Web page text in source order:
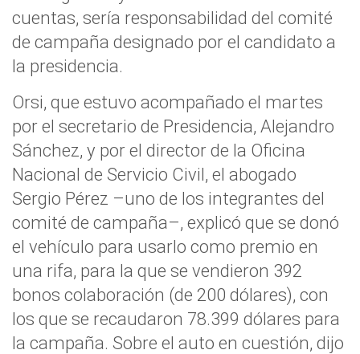
cuentas, sería responsabilidad del comité
de campaña designado por el candidato a
la presidencia.
Orsi, que estuvo acompañado el martes
por el secretario de Presidencia, Alejandro
Sánchez, y por el director de la Oficina
Nacional de Servicio Civil, el abogado
Sergio Pérez –uno de los integrantes del
comité de campaña–, explicó que se donó
el vehículo para usarlo como premio en
una rifa, para la que se vendieron 392
bonos colaboración (de 200 dólares), con
los que se recaudaron 78.399 dólares para
la campaña. Sobre el auto en cuestión, dijo